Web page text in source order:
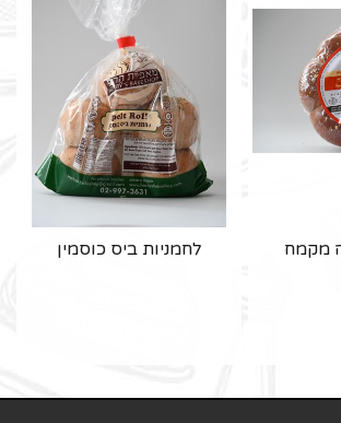
מקמח
לחמניות ביס כוסמין